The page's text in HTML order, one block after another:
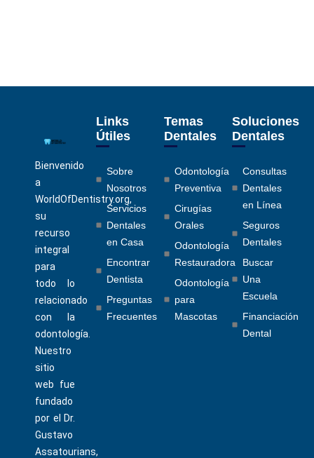
Bienvenido
a
WorldOfDentistry.org,
su
recurso
integral
para
todo lo
relacionado
con la
odontología.
Nuestro
sitio
web fue
fundado
por el Dr.
Gustavo
Assatourians,
Links
Útiles
Sobre
Nosotros
Servicios
Dentales
en Casa
Encontrar
Dentista
Preguntas
Frecuentes
Temas
Dentales
Odontología
Preventiva
Cirugías
Orales
Odontología
Restauradora
Odontología
para
Mascotas
Soluciones
Dentales
Consultas
Dentales
en Línea
Seguros
Dentales
Buscar
Una
Escuela
Financiación
Dental